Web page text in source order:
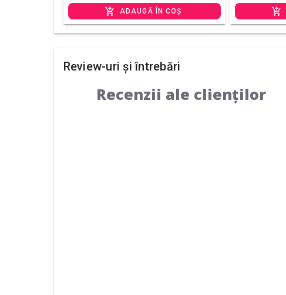
ADAUGĂ ÎN COȘ
Review-uri și întrebări
Recenzii ale clienților